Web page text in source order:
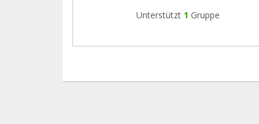
Unterstützt 1 Gruppe